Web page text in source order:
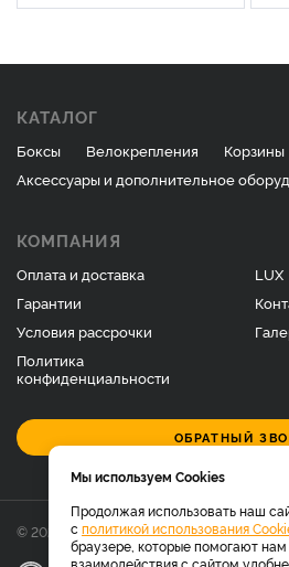
КАТАЛОГ
Боксы Велокрепления Корзины
Аксессуары и дополнительное
КОМПАНИЯ
Оплата и доставка
Гарантии
Условия рассрочки
Политика
конфиденциальности
LUX
ОБРАТНЫЙ
© 2026 Фирменный магазин багажников
Мы используем Cookies
Продолжая использовать наш
с политикой использования
браузере, которые помогают
взаимодействия с сайтом